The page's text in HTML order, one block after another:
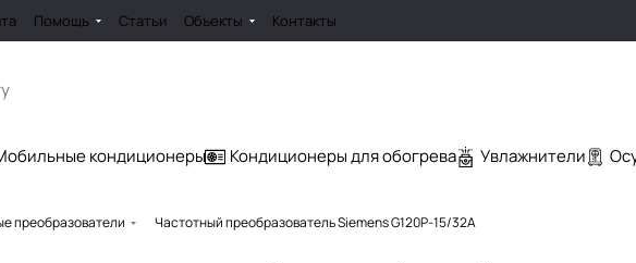
Помощь Статьи Объекты Контакты
кондиционеры Кондиционеры для обогрева Увлажнители
преобразователи Частотный преобразователь Siemens G120P-15/32A